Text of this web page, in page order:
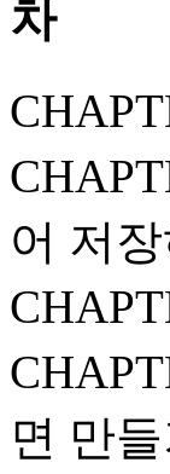
어 저
면 만들